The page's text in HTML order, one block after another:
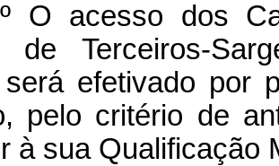
O acesso dos
de Terceiros-
efetivado por
pelo critério de
à sua Qualificação